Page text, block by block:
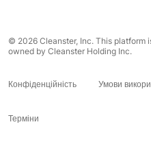
© 2026 Cleanster, Inc. This platform
owned by Cleanster Holding Inc.
Конфіденційність Умови
Терміни